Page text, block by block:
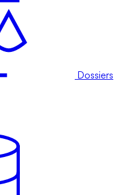
Dossiers